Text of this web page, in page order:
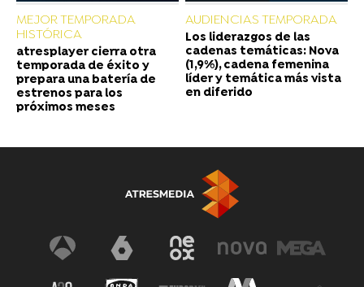
MEJOR TEMPORADA
HISTÓRICA
atresplayer cierra otra
temporada de éxito y
prepara una batería de
estrenos para los
próximos meses
AUDIENCIAS TEMPORADA
Los liderazgos de las
cadenas temáticas: Nova
(1,9%), cadena femenina
líder y temática más vista
en diferido